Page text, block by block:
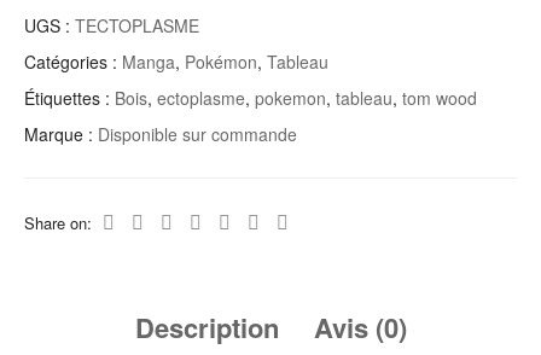
UGS : TECTOPLASME
Catégories : Manga, Pokémon, Tableau
Étiquettes : Bois, ectoplasme, pokemon, tableau, tom wood
Marque : Disponible sur commande
Share on:
Description Avis (0)